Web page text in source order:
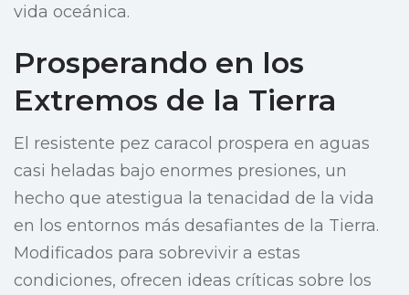
vida oceánica.
Prosperando en los
Extremos de la Tierra
El resistente pez caracol prospera en aguas
casi heladas bajo enormes presiones, un
hecho que atestigua la tenacidad de la vida
en los entornos más desafiantes de la Tierra.
Modificados para sobrevivir a estas
condiciones, ofrecen ideas críticas sobre los